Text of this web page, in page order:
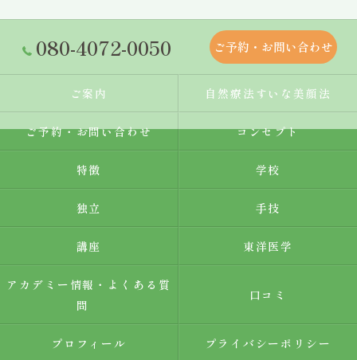
080-4072-0050 ご予約・お問い合わせ
ご案内 自然療法すいな美顔法
ご予約・お問い合わせ コンセプト
特徴 学校
独立 手技
講座 東洋医学
アカデミー情報・よくある質
問
口コミ
プロフィール プライバシーポリシー